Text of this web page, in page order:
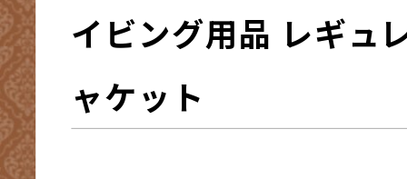
イビング用品 レギュ
ャケット